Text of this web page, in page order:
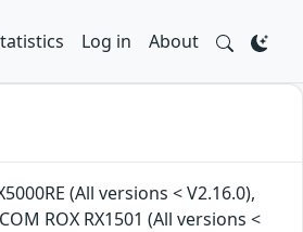
Log in About
(All versions < V2.16.0),
ROX RX1501 (All versions <